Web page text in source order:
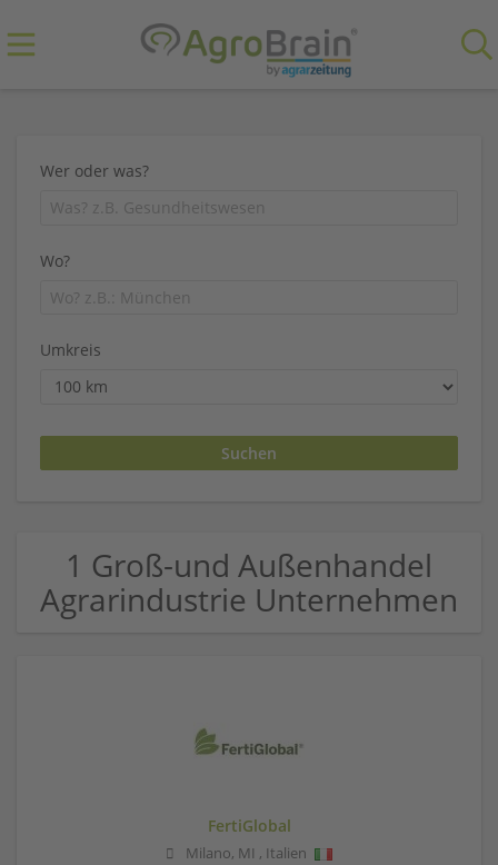
Wer oder was?
Wo?
Umkreis
1 Groß-und Außenhandel
Agrarindustrie Unternehmen
FertiGlobal
Milano, MI , Italien